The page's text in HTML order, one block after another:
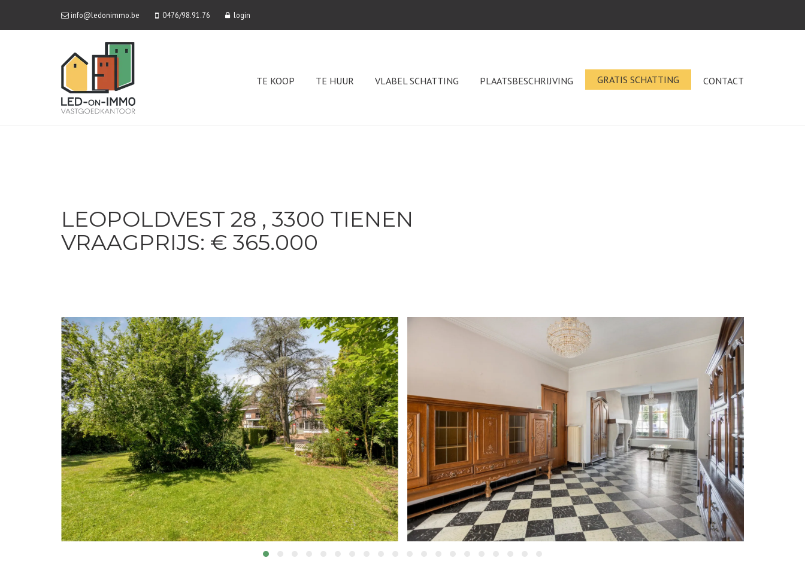
info@ledonimmo.be 0476/98.91.76 login
TE KOOP TE HUUR VLABEL SCHATTING PLAATSBESCHRIJVING GRATIS SCHATTING CONTACT
LEOPOLDVEST 28 , 3300 TIENEN
VRAAGPRIJS: € 365.000